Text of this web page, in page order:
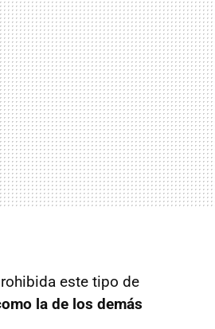
este tipo de
la de los demás